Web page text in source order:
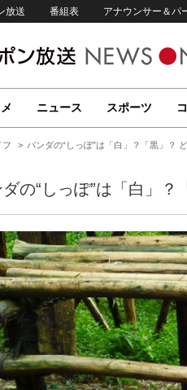
放送 番組表 アナウンサー＆パ
ニュース スポーツ
フ パンダの“しっぽ”は「白」？「黒」？
ダの“しっぽ”は「白」